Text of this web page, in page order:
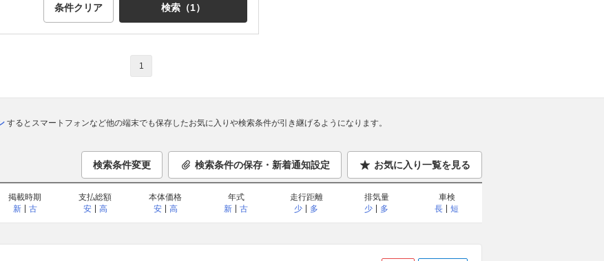
条件クリア 検索（1）
1
するとスマートフォンなど他の端末でも保存したお気に入りや検索条件が引き継げるようになります。
検索条件変更 検索条件の保存・新着通知設定 お気に入り一覧を見る
掲載時期
新
古
支払総額
安
高
本体価格
安
高
年式
新
古
走行距離
少
多
排気量
少
多
車検
長
短